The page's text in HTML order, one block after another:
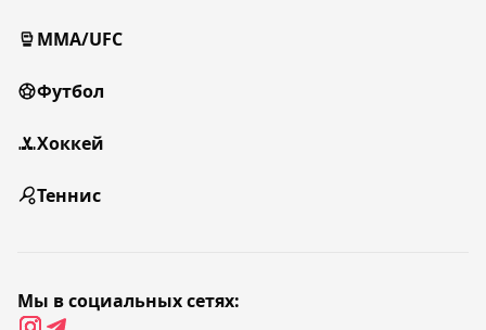
MMA/UFC
Футбол
Хоккей
Теннис
Мы в социальных сетях: